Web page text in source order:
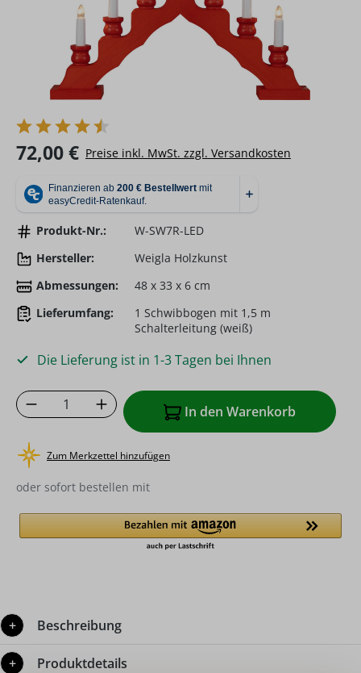
Regulärer Preis:
72,00 € Preise inkl. MwSt. zzgl. Versandkosten
Produkt-Nr.:
W-SW7R-LED
Hersteller:
Weigla Holzkunst
Abmessungen:
48 x 33 x 6 cm
Lieferumfang:
1 Schwibbogen mit 1,5 m
Schalterleitung (weiß)
Die Lieferung ist in 1-3 Tagen bei Ihnen
Produkt Anzahl: Gib den gewünschten
In den Warenkorb
Zum Merkzettel hinzufügen
oder sofort bestellen mit
Beschreibung
Produktdetails